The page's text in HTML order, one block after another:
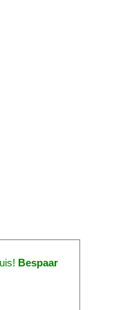
Bespaar